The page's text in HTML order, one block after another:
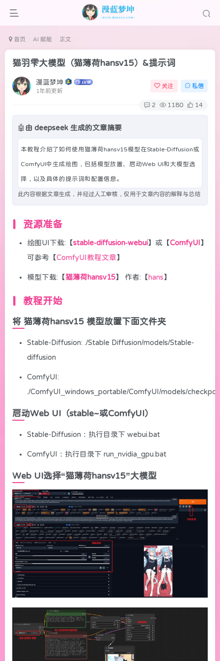
首页 AI 赋能 正文
猫羽雫大模型（猫薄荷hansv15）&提示词
漫蓝梦坤
1年前更新
关注 私信
2 1180 14
🤖 由 deepseek 生成的文章摘要
本教程介绍了如何使用猫薄荷hansv15模型在Stable-Diffusion或
ComfyUI中生成绘图，包括模型放置、启动Web UI和大模型选
择，以及具体的提示词和配置信息。
此内容根据文章生成，并经过人工审核，仅用于文章内容的解释与总结
资源准备
绘图UI下载:【stable-diffusion-webui】或【ComfyUI 】
可参考【ComfyUI教程文章 】
模型下载:【 猫薄荷hansv15】 作者:【 hans 】
教程开始
将 猫薄荷hansv15 模型放置下面文件夹
Stable-Diffusion: ./Stable Diffusion/models/Stable-
diffusion
ComfyUI:
./ComfyUI_windows_portable/ComfyUI/models/
启动Web UI（stable~或ComfyUI）
Stable-Diffusion：执行目录下 webui.bat
ComfyUI：执行目录下 run_nvidia_gpu.bat
Web UI选择“猫薄荷hansv15”大模型